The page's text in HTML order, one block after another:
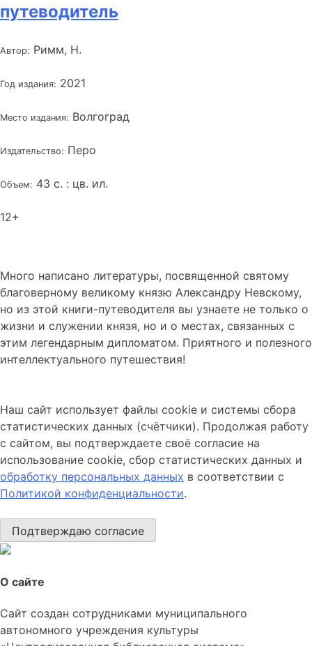
путеводитель
Автор: Римм, Н.
Год издания: 2021
Место издания: Волгоград
Издательство: Перо
Объем: 43 с. : цв. ил.
12+
Много написано литературы, посвященной святому
благоверному великому князю Александру Невскому,
но из этой книги-путеводителя вы узнаете не только о
жизни и служении князя, но и о местах, связанных с
этим легендарным дипломатом. Приятного и полезного
интеллектуального путешествия!
Наш сайт использует файлы cookie и системы сбора
статистических данных (счётчики). Продолжая работу
с сайтом, вы подтверждаете своё согласие на
использование cookie, сбор статистических данных и
обработку персональных данных в соответствии с
Политикой конфиденциальности.
Подтверждаю согласие
О сайте
Сайт создан сотрудниками муниципального
автономного учреждения культуры